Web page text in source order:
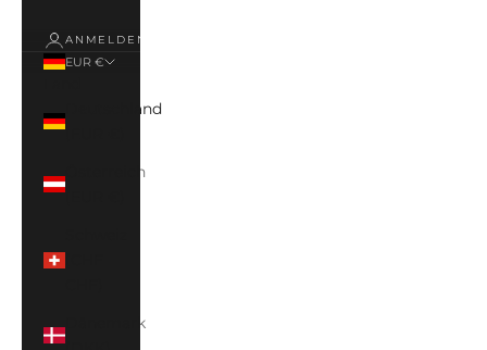
ANMELDEN
EUR €
Deutschland
Österreich
Dänemark